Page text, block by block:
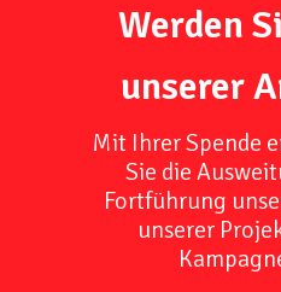
Werden
unserer
Mit Ihrer Spende
Sie die
Fortführung
unserer